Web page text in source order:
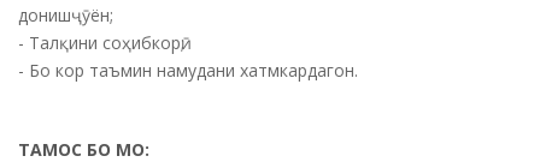
донишҷӯён;
- Талқини соҳибкорӣ;
- Бо кор таъмин намудани хатмкардагон.
ТАМОС БО МО: